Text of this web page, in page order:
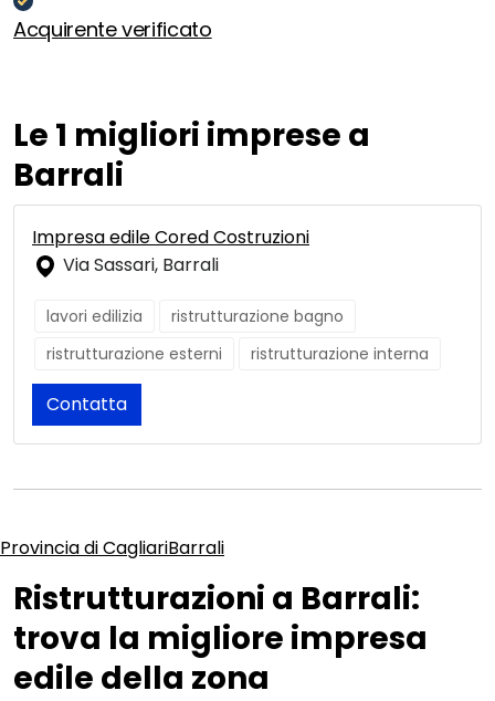
Acquirente verificato
Le 1 migliori imprese a
Barrali
Impresa edile Cored Costruzioni
Via Sassari, Barrali
lavori edilizia
ristrutturazione bagno
ristrutturazione esterni
ristrutturazione interna
Contatta
Provincia di CagliariBarrali
Ristrutturazioni a Barrali:
trova la migliore impresa
edile della zona